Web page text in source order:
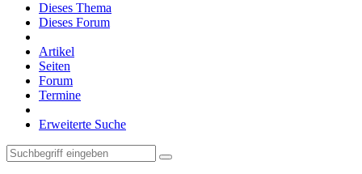
Dieses Thema
Dieses Forum
Artikel
Seiten
Forum
Termine
Erweiterte Suche